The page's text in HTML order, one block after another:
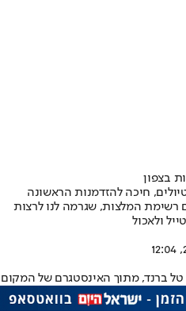
חיכה להזדמנות הראשונה
רשימת המלצות, שגרמה לנו לרצות
ולאכול